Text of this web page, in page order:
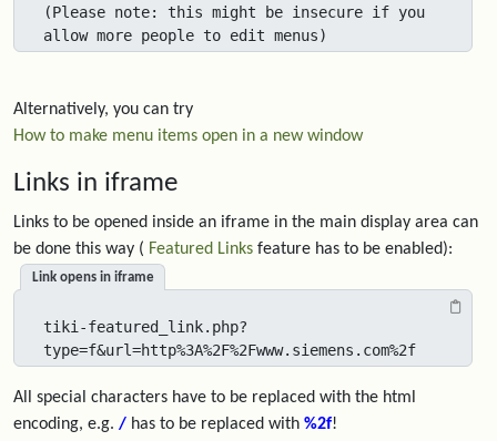
(Please note: this might be insecure if you
allow more people to edit menus)
Alternatively, you can try
How to make menu items open in a new window
Links in iframe
Links to be opened inside an iframe in the main display area can
be done this way ( Featured Links feature has to be enabled):
Link opens in iframe
tiki-featured_link.php?
type=f&url=http%3A%2F%2Fwww.siemens.com%2f
All special characters have to be replaced with the html
encoding, e.g. / has to be replaced with %2f!